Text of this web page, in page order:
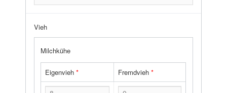
Vieh
Milchkühe
Eigenvieh* Fremdvieh*